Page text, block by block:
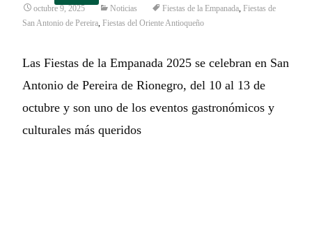
octubre 9, 2025 Noticias Fiestas de la Empanada, Fiestas de
San Antonio de Pereira, Fiestas del Oriente Antioqueño
Las Fiestas de la Empanada 2025 se celebran en San
Antonio de Pereira de Rionegro, del 10 al 13 de
octubre y son uno de los eventos gastronómicos y
culturales más queridos